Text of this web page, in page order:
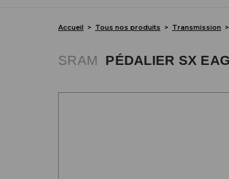
Accueil Tous nos produits Transmission
SRAM PÉDALIER SX